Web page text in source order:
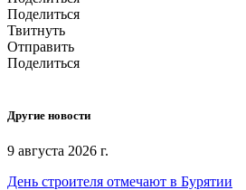
Поделиться
Твитнуть
Отправить
Поделиться
Другие новости
9 августа 2026 г.
День строителя отмечают в Бурятии